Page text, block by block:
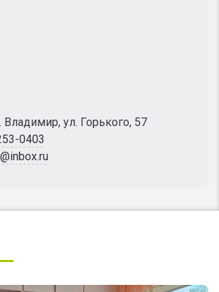
Владимир, ул. Горького, 57
0403